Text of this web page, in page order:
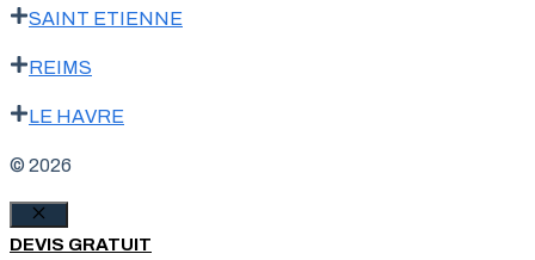
SAINT ETIENNE
REIMS
LE HAVRE
© 2026
Fermer
DEVIS GRATUIT